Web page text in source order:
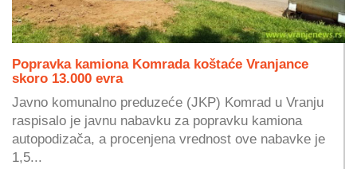
Popravka kamiona Komrada koštaće Vranjance
skoro 13.000 evra
Javno komunalno preduzeće (JKP) Komrad u Vranju
raspisalo je javnu nabavku za popravku kamiona
autopodizača, a procenjena vrednost ove nabavke je
1,5...